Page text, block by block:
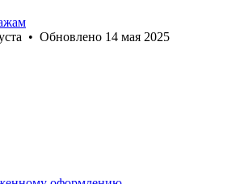
• Обновлено 14 мая 2025